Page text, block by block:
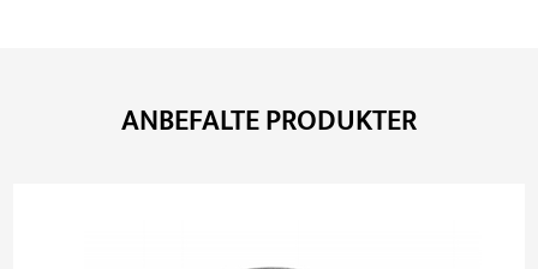
ANBEFALTE PRODUKTER